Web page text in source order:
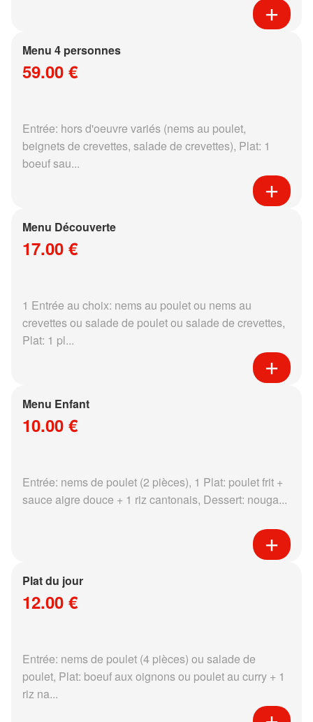
Menu 4 personnes
59.00 €
Entrée: hors d'oeuvre variés (nems au poulet,
beignets de crevettes, salade de crevettes), Plat: 1
boeuf sau...
Menu Découverte
17.00 €
1 Entrée au choix: nems au poulet ou nems au
crevettes ou salade de poulet ou salade de crevettes,
Plat: 1 pl...
Menu Enfant
10.00 €
Entrée: nems de poulet (2 pièces), 1 Plat: poulet frit +
sauce aigre douce + 1 riz cantonais, Dessert: nouga...
Plat du jour
12.00 €
Entrée: nems de poulet (4 pièces) ou salade de
poulet, Plat: boeuf aux oignons ou poulet au curry + 1
riz na...